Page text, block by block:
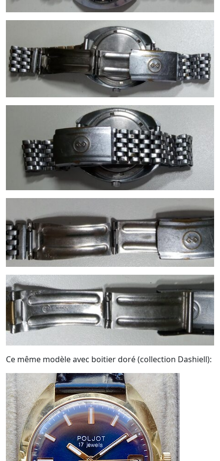
Ce même modèle avec boitier doré (collection Dashiell):